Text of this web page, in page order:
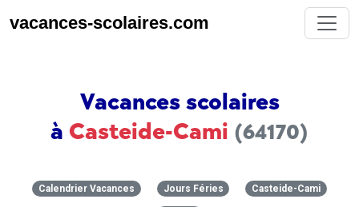
vacances-scolaires.com
Vacances scolaires
à Casteide-Cami (64170)
Calendrier Vacances Jours Féries Casteide-Cami